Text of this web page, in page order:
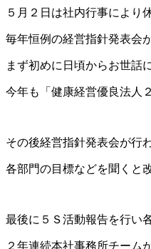
５月２日は社内行事により
毎年恒例の経営指針発表会
まず初めに日頃からお世話
今年も「健康経営優良法人
その後経営指針発表会が行
各部門の目標などを聞くと
最後に５Ｓ活動報告を行い
２年連続本社事務所チーム